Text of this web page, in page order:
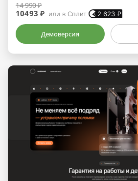
14 990 ₽
10493 ₽ или в Сплит 2 623 ₽
Демоверсия